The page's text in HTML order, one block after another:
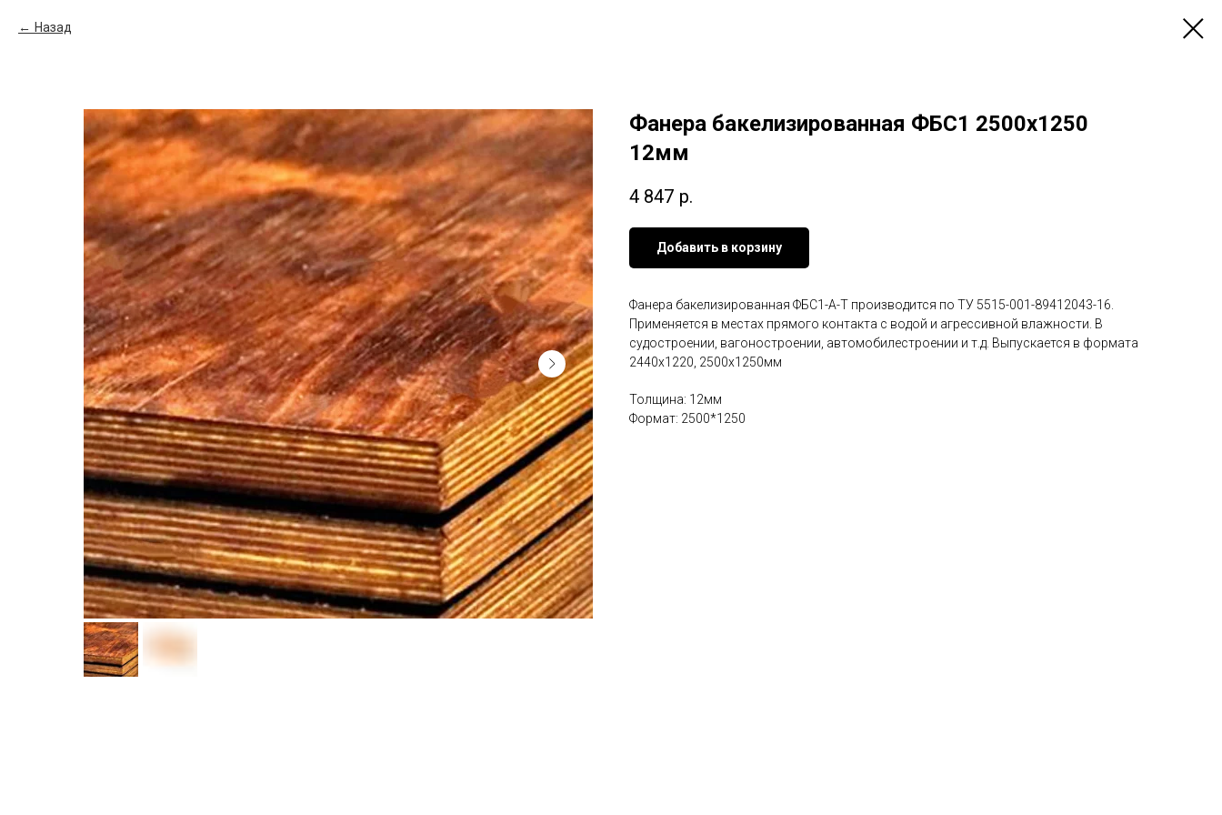
Назад
Фанера бакелизированная ФБС1 2500х1250
12мм
4 847 р.
Добавить в корзину
Фанера бакелизированная ФБС1-А-Т производится по ТУ 5515-001-89412043-16.
Применяется в местах прямого контакта с водой и агрессивной влажности. В
судостроении, вагоностроении, автомобилестроении и т.д. Выпускается в формата
2440х1220, 2500х1250мм
Толщина: 12мм
Формат: 2500*1250